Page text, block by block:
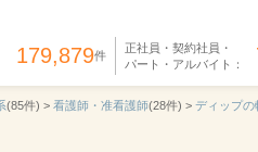
179,879件
正社員・契約社員・
パート・アルバイト：
(85件) > 看護師・准看護師(28件) > ディップの